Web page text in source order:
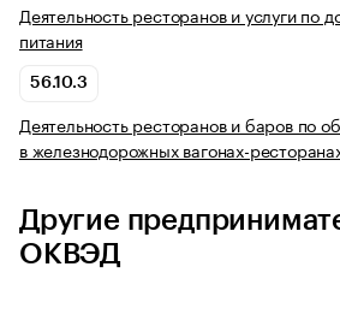
Деятельность ресторанов и услуги по
питания
56.10.3
Деятельность ресторанов и баров по
в железнодорожных вагонах-
Другие
ОКВЭД